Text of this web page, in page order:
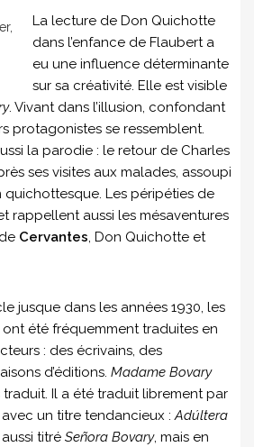
La lecture de Don Quichotte
dans l’enfance de Flaubert a
eu une influence déterminante
sur sa créativité. Elle est visible
. Vivant dans l’illusion, confondant
protagonistes se ressemblent.
la parodie : le retour de Charles
ses visites aux malades, assoupi
quichottesque. Les péripéties de
rappellent aussi les mésaventures
Cervantes, Don Quichotte et
jusque dans les années 1930, les
été fréquemment traduites en
: des écrivains, des
d’éditions. Madame Bovary
traduit. Il a été traduit librement par
un titre tendancieux :Adúltera
titré Señora Bovary, mais en